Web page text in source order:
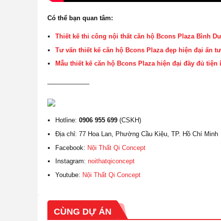
Có thể bạn quan tâm:
Thiết kế thi công nội thất căn hộ Bcons Plaza Bình
Tư vấn thiết kế căn hộ Bcons Plaza đẹp hiện đại ấn
Mẫu thiết kế căn hộ Bcons Plaza hiện đại đầy đủ tiện
——————–
Hotline:0906 955 699 (CSKH)
Địa chỉ: 77 Hoa Lan, Phường Cầu Kiệu, TP. Hồ Chí Minh
Facebook: Nội Thất Qi Concept
Instagram:noithatqiconcept
Youtube: Nội Thất Qi Concept
CÙNG DỰ ÁN